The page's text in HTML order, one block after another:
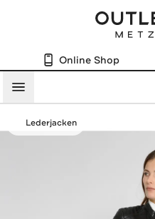
Online Shop
Menü
Lederjacken